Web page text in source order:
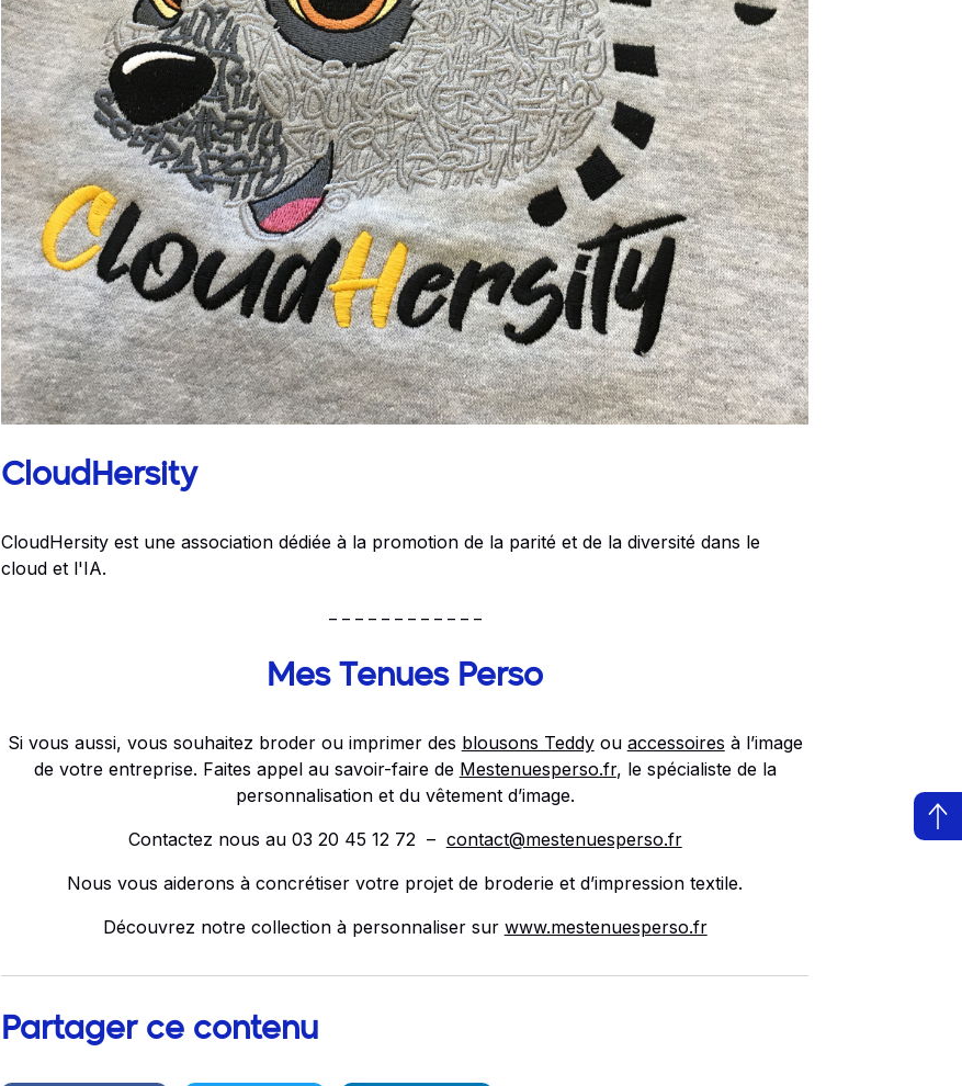
CloudHersity
CloudHersity est une association dédiée à la promotion de la parité et de la diversité dans le
cloud et l'IA.
Mes Tenues Perso
Si vous aussi, vous souhaitez broder ou imprimer des blousons Teddyou accessoires à l’image
de votre entreprise. Faites appel au savoir-faire de Mestenuesperso.fr, le spécialiste de la
personnalisation et du vêtement d’image.
Contactez nous au 03 20 45 12 72 – contact@mestenuesperso.fr
Nous vous aiderons à concrétiser votre projet de broderie et d’impression textile.
Découvrez notre collection à personnaliser sur www.mestenuesperso.fr
Partager ce contenu